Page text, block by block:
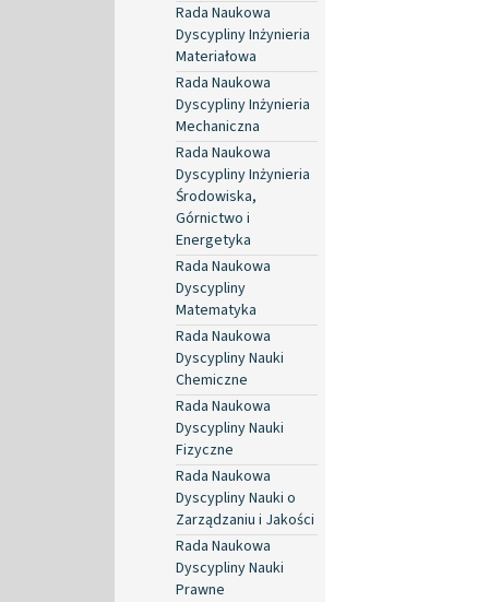
Rada Naukowa
Dyscypliny Inżynieria
Materiałowa
Rada Naukowa
Dyscypliny Inżynieria
Mechaniczna
Rada Naukowa
Dyscypliny Inżynieria
Środowiska,
Górnictwo i
Energetyka
Rada Naukowa
Dyscypliny
Matematyka
Rada Naukowa
Dyscypliny Nauki
Chemiczne
Rada Naukowa
Dyscypliny Nauki
Fizyczne
Rada Naukowa
Dyscypliny Nauki o
Zarządzaniu i Jakości
Rada Naukowa
Dyscypliny Nauki
Prawne